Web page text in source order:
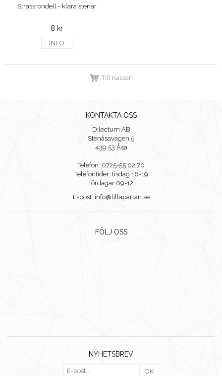
Strassrondell - klara stenar
8 kr
INFO
Till Kassan
KONTAKTA OSS
Dilectum AB
Stenåsavägen 5
439 53 Åsa
Telefon: 0725-55 02 70
Telefontider: tisdag 16-19
lördagar 09-12
E-post: info@lillaparlan.se
FÖLJ OSS
NYHETSBREV
OK